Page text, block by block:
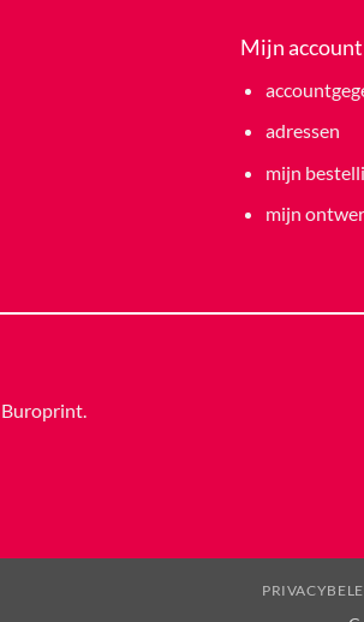
Mijn account
adressen
mijn
mijn
Buroprint.